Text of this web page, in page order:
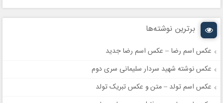
برترین نوشته‌ها
عکس اسم رضا – عکس اسم رضا جدید
عکس نوشته شهید سردار سلیمانی سری دوم
عکس اسم تولد – متن و عکس تبریک تولد